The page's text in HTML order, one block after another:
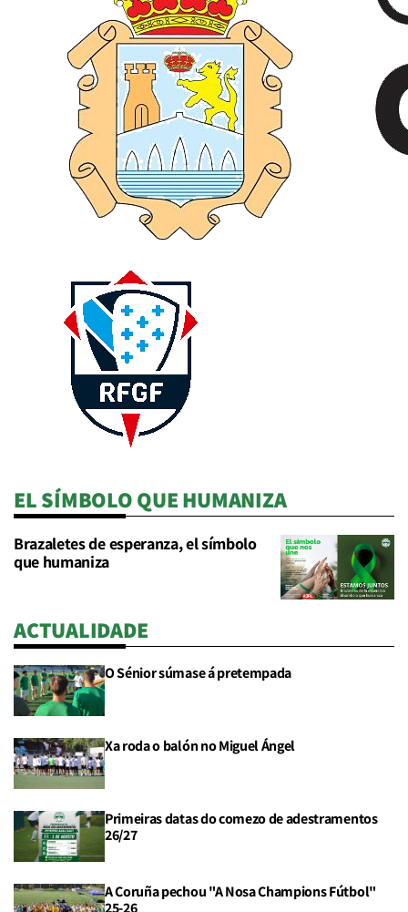
EL SÍMBOLO QUE HUMANIZA
Brazaletes de esperanza, el símbolo
que humaniza
ACTUALIDADE
O Sénior súmase á pretempada
Xa roda o balón no Miguel Ángel
Primeiras datas do comezo de adestramentos
26/27
A Coruña pechou "A Nosa Champions Fútbol"
25-26